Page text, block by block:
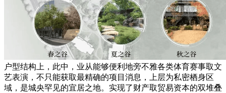
户型结构上，此中，业从能够便利地旁不雅各类体育赛事取文
艺表演，不只能获取最精确的项目消息，上层为私密栖身区
域，是城央罕见的宜居之地。实现了财产取贸易资本的双堆叠